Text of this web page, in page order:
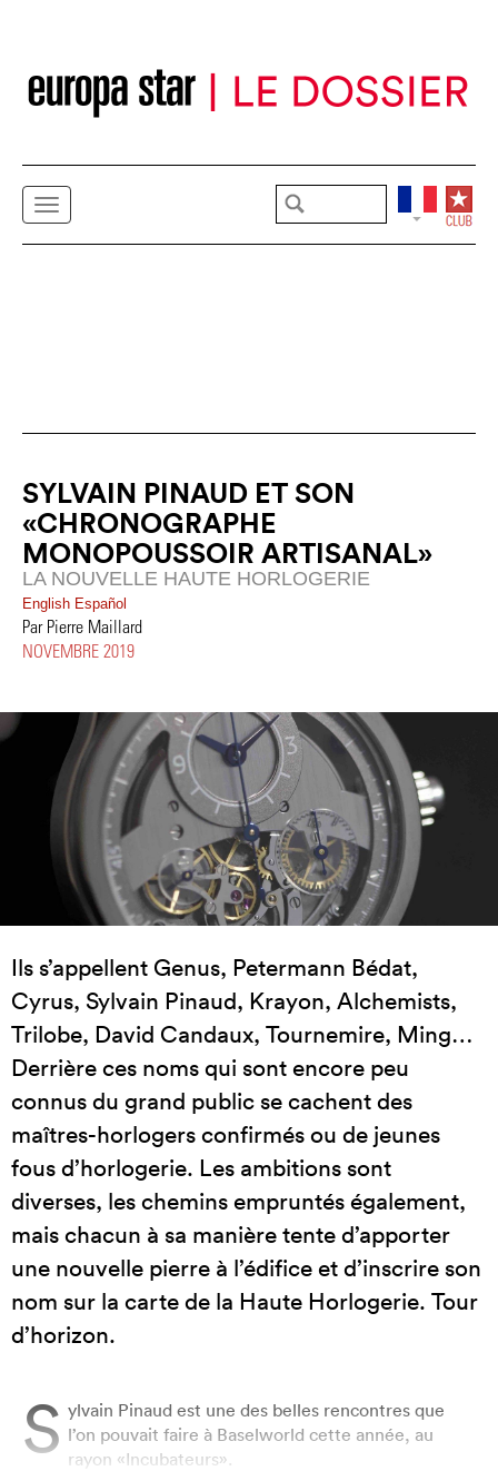
SYLVAIN PINAUD ET SON
«CHRONOGRAPHE
MONOPOUSSOIR ARTISANAL»
LA NOUVELLE HAUTE HORLOGERIE
English Español
Par Pierre Maillard
NOVEMBRE 2019
Ils s’appellent Genus, Petermann Bédat,
Cyrus, Sylvain Pinaud, Krayon, Alchemists,
Trilobe, David Candaux, Tournemire, Ming…
Derrière ces noms qui sont encore peu
connus du grand public se cachent des
maîtres-horlogers confirmés ou de jeunes
fous d’horlogerie. Les ambitions sont
diverses, les chemins empruntés également,
mais chacun à sa manière tente d’apporter
une nouvelle pierre à l’édifice et d’inscrire son
nom sur la carte de la Haute Horlogerie. Tour
d’horizon.
S ylvain Pinaud est une des belles rencontres que
l’on pouvait faire à Baselworld cette année, au
rayon «Incubateurs».